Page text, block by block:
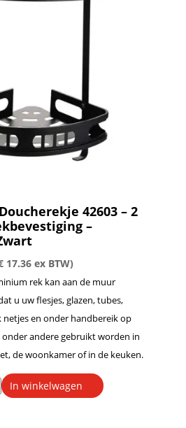
42603 – 2
–
17.36ex BTW)
rek kan aan de muur
u uw flesjes, glazen, tubes,
en onder handbereik op
andere gebruikt worden in
de woonkamer of in de keuken.
In winkelwagen